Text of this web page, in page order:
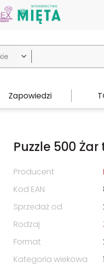

Zapowiedzi
Puzzle 500 Żar
Producent
Kod EAN
Sprzedaż od
Rodzaj
Format
Kategoria wiekowa